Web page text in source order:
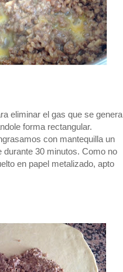
eliminar el gas que se genera
forma rectangular.
con mantequilla un
durante 30 minutos. Como no
en papel metalizado, apto